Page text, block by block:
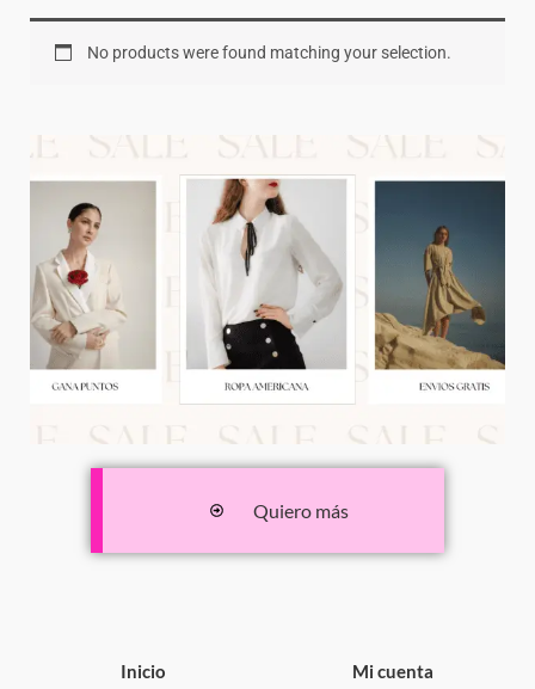
No products were found matching your selection.
Quiero más
Inicio Mi cuenta